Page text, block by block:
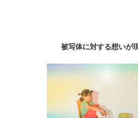
被写体に対する想いが